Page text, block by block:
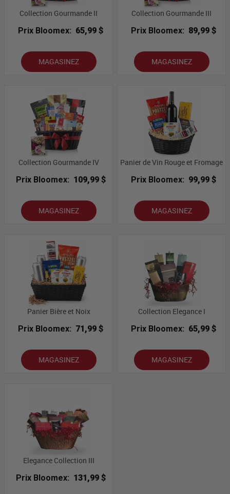
Collection Gourmande II
Prix Bloomex: 65,99 $
MAGASINEZ
Collection Gourmande III
Prix Bloomex: 89,99 $
MAGASINEZ
Collection Gourmande IV
Prix Bloomex: 109,99 $
MAGASINEZ
Panier de Vin Rouge et Fromage
Prix Bloomex: 99,99 $
MAGASINEZ
Panier Bière et Noix
Prix Bloomex: 71,99 $
MAGASINEZ
Collection Elegance I
Prix Bloomex: 65,99 $
MAGASINEZ
Elegance Collection III
Prix Bloomex: 131,99 $